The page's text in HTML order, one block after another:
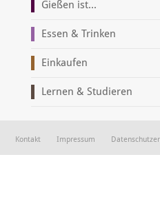
Gießen ist...
Essen & Trinken
Einkaufen
Lernen & Studieren
Kontakt Impressum